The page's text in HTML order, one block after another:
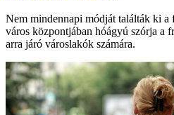
Nem mindennapi módját találták ki a
város központjában hóágyú szórja a
arra járó városlakók számára.